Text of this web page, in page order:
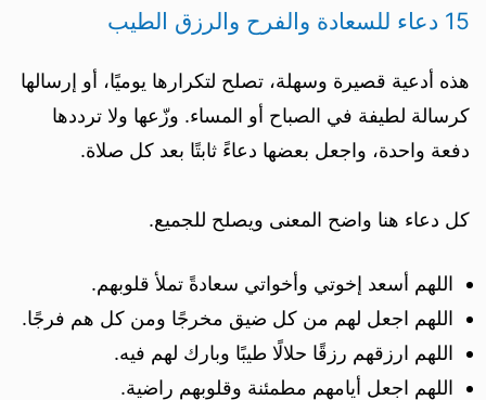
15 دعاء للسعادة والفرح والرزق الطيب
هذه أدعية قصيرة وسهلة، تصلح لتكرارها يوميًا، أو إرسالها
كرسالة لطيفة في الصباح أو المساء. وزّعها ولا ترددها
دفعة واحدة، واجعل بعضها دعاءً ثابتًا بعد كل صلاة.
كل دعاء هنا واضح المعنى ويصلح للجميع.
اللهم أسعد إخوتي وأخواتي سعادةً تملأ قلوبهم.
اللهم اجعل لهم من كل ضيق مخرجًا ومن كل هم فرجًا.
اللهم ارزقهم رزقًا حلالًا طيبًا وبارك لهم فيه.
اللهم اجعل أيامهم مطمئنة وقلوبهم راضية.